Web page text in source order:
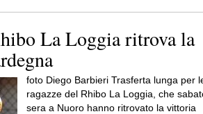
La Loggia ritrova la
foto Diego Barbieri Trasferta lunga per
ragazze del Rhibo La Loggia, che
sera a Nuoro hanno ritrovato la vittoria